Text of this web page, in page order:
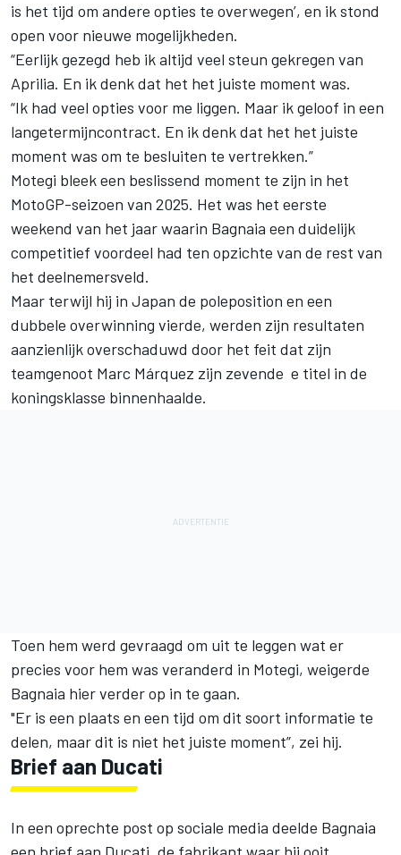
is het tijd om andere opties te overwegen’, en ik stond
open voor nieuwe mogelijkheden.
“Eerlijk gezegd heb ik altijd veel steun gekregen van
Aprilia. En ik denk dat het het juiste moment was.
“Ik had veel opties voor me liggen. Maar ik geloof in een
langetermijncontract. En ik denk dat het het juiste
moment was om te besluiten te vertrekken.”
Motegi bleek een beslissend moment te zijn in het
MotoGP-seizoen van 2025. Het was het eerste
weekend van het jaar waarin Bagnaia een duidelijk
competitief voordeel had ten opzichte van de rest van
het deelnemersveld.
Maar terwijl hij in Japan de poleposition en een
dubbele overwinning vierde, werden zijn resultaten
aanzienlijk overschaduwd door het feit dat zijn
teamgenoot Marc Márquez zijn zevende e titel in de
koningsklasse binnenhaalde.
Toen hem werd gevraagd om uit te leggen wat er
precies voor hem was veranderd in Motegi, weigerde
Bagnaia hier verder op in te gaan.
"Er is een plaats en een tijd om dit soort informatie te
delen, maar dit is niet het juiste moment”, zei hij.
Brief aan Ducati
In een oprechte post op sociale media deelde Bagnaia